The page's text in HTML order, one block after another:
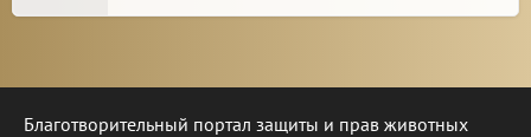
Благотворительный портал защиты и прав животных